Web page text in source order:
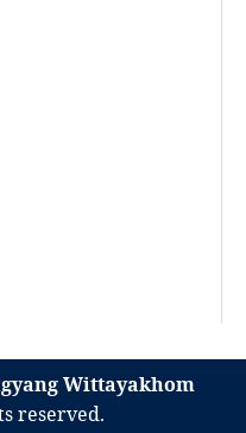
Wittayakhom
reserved.